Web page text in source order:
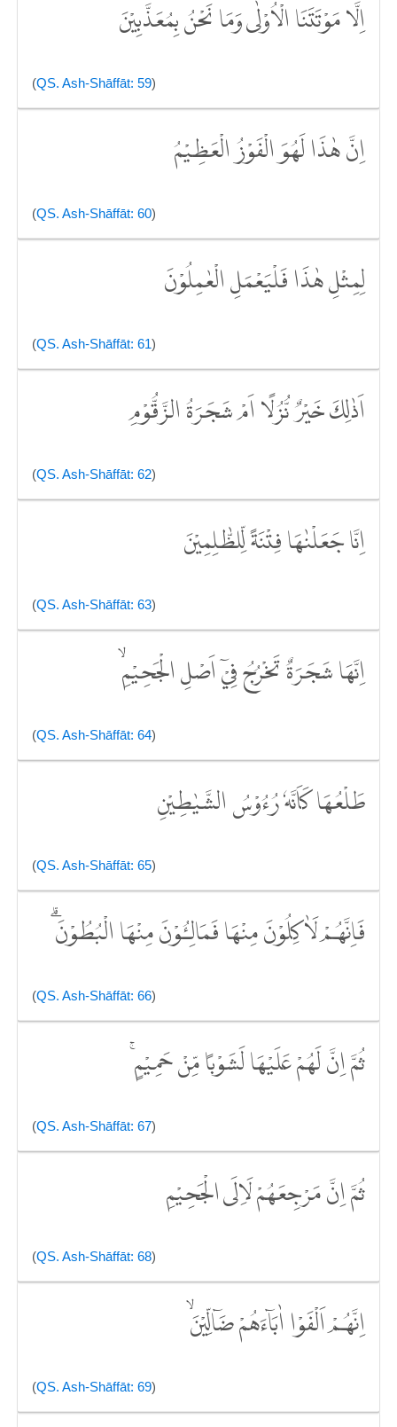
اِلَّا مَوْتَتَنَا الْاُوْلٰى وَمَا نَحْنُ بِمُعَذَّبِيْنَ
(QS. Ash-Shāffāt: 59)
اِنَّ هٰذَا لَهُوَ الْفَوْزُ الْعَظِيْمُ
(QS. Ash-Shāffāt: 60)
لِمِثْلِ هٰذَا فَلْيَعْمَلِ الْعٰمِلُوْنَ
(QS. Ash-Shāffāt: 61)
اَذٰلِكَ خَيْرٌ نُّزُلًا اَمْ شَجَرَةُ الزَّقُّوْمِ
(QS. Ash-Shāffāt: 62)
اِنَّا جَعَلْنٰهَا فِتْنَةً لِّلظّٰلِمِيْنَ
(QS. Ash-Shāffāt: 63)
اِنَّهَا شَجَرَةٌ تَخْرُجُ فِيْٓ اَصْلِ الْجَحِيْمِۙ
(QS. Ash-Shāffāt: 64)
طَلْعُهَا كَاَنَّهٗ رُءُوْسُ الشَّيٰطِيْنِ
(QS. Ash-Shāffāt: 65)
فَاِنَّهُمْ لَاٰكِلُوْنَ مِنْهَا فَمَالِـُٔوْنَ مِنْهَا الْبُطُوْنَۗ
(QS. Ash-Shāffāt: 66)
ثُمَّ اِنَّ لَهُمْ عَلَيْهَا لَشَوْبًا مِّنْ حَمِيْمٍۚ
(QS. Ash-Shāffāt: 67)
ثُمَّ اِنَّ مَرْجِعَهُمْ لَاِلَى الْجَحِيْمِ
(QS. Ash-Shāffāt: 68)
اِنَّهُمْ اَلْفَوْا اٰبَاۤءَهُمْ ضَاۤلِّيْنَۙ
(QS. Ash-Shāffāt: 69)